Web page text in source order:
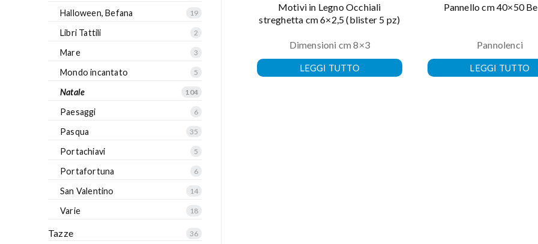
Motivi in Legno Occhiali
streghetta cm 6×2,5 (blister 5 pz)
Dimensioni cm 8×3
LEGGI TUTTO
Pannello cm 40×50
Pannolenci
LEGGI TUTTO
Halloween, Befana 19
Libri Tattili 2
Mare 3
Mondo incantato 5
Natale 104
Paesaggi 6
Pasqua 35
Portachiavi 5
Portafortuna 6
San Valentino 14
Varie 18
Tazze 36